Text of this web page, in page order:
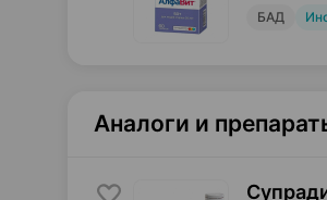
БАД
Аналоги и